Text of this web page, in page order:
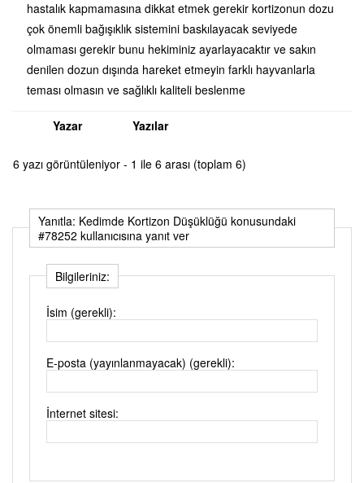
hastalık kapmamasına dikkat etmek gerekir kortizonun dozu
çok önemli bağışıklık sistemini baskılayacak seviyede
olmaması gerekir bunu hekiminiz ayarlayacaktır ve sakın
denilen dozun dışında hareket etmeyin farklı hayvanlarla
teması olmasın ve sağlıklı kaliteli beslenme
Yazar Yazılar
6 yazı görüntüleniyor - 1 ile 6 arası (toplam 6)
Yanıtla: Kedimde Kortizon Düşüklüğü konusundaki
#78252 kullanıcısına yanıt ver
Bilgileriniz:
İsim (gerekli):
E-posta (yayınlanmayacak) (gerekli):
İnternet sitesi: